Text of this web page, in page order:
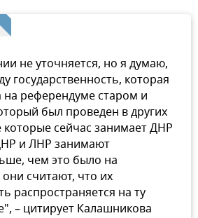
не уточняется, но я думаю,
государственность, которая
на референдуме старом и
был проведен в других
которые сейчас занимает ДНР
и ЛНР занимают
чем это было на
считают, что их
распространяется на ту
– цитирует Калашникова